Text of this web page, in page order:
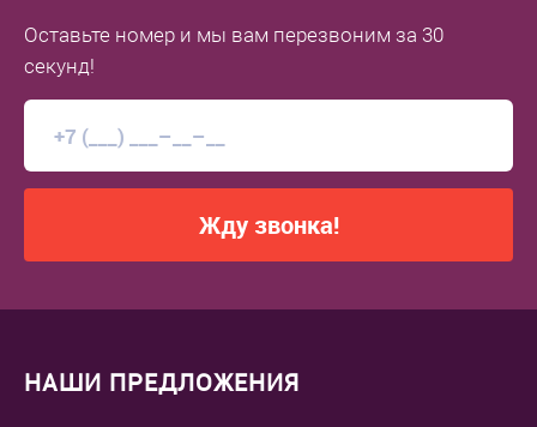
Оставьте номер и мы вам перезвоним за 30
секунд!
Жду звонка!
НАШИ ПРЕДЛОЖЕНИЯ